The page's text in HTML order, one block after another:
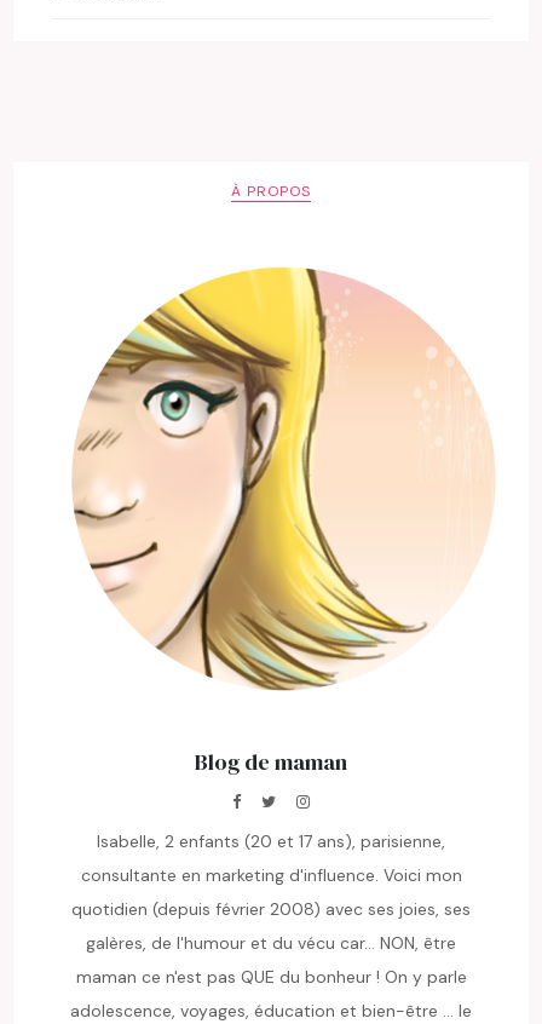
À PROPOS
Blog de maman
Isabelle, 2 enfants (20 et 17 ans), parisienne,
consultante en marketing d'influence. Voici mon
quotidien (depuis février 2008) avec ses joies, ses
galères, de l'humour et du vécu car... NON, être
maman ce n'est pas QUE du bonheur ! On y parle
adolescence, voyages, éducation et bien-être ... le